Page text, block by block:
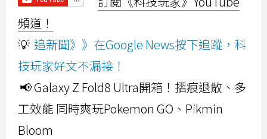
頻道！
💡 追新聞》》在Google News按下追蹤，科
技玩家好文不漏接！
📢 Galaxy Z Fold8 Ultra開箱！摺痕退散、多
工效能 同時爽玩Pokemon GO、Pikmin
Bloom